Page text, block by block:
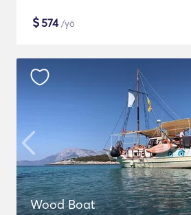
$574/yö
Wood Boat